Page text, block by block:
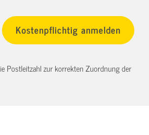
Postleitzahl zur korrekten Zuordnung der